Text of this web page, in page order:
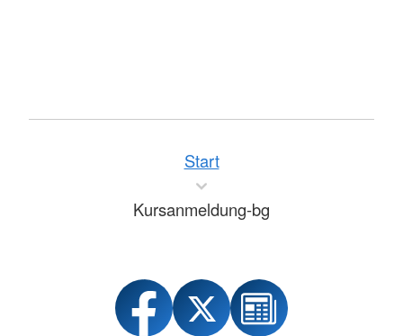
Start
Kursanmeldung-bg